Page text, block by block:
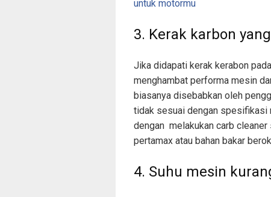
untuk motormu
3. Kerak karbon
Jika didapati kerak kerabon
menghambat performa mesin
biasanya disebabkan oleh
tidak sesuai dengan spesifikasi
dengan melakukan carb
pertamax atau bahan bakar
4. Suhu mesin